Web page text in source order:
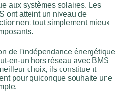
aux systèmes solaires. Les
ont atteint un niveau de
tout simplement mieux
de l'indépendance énergétique
en-un hors réseau avec BMS
choix, ils constituent
pour quiconque souhaite une